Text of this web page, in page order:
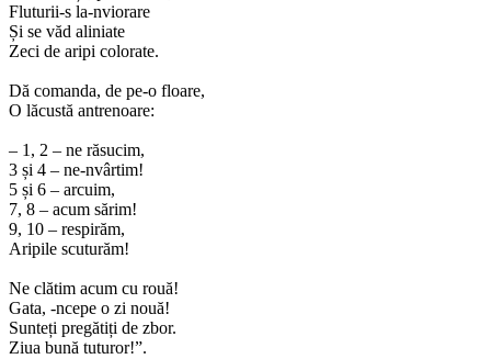
Fluturii-s la-nviorare
Și se văd aliniate
Zeci de aripi colorate.
Dă comanda, de pe-o floare,
O lăcustă antrenoare:
– 1, 2 – ne răsucim,
3 și 4 – ne-nvârtim!
5 și 6 – arcuim,
7, 8 – acum sărim!
9, 10 – respirăm,
Aripile scuturăm!
Ne clătim acum cu rouă!
Gata, -ncepe o zi nouă!
Sunteți pregătiți de zbor.
Ziua bună tuturor!”.